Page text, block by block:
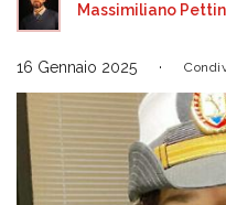
Massimiliano
16 Gennaio 2025